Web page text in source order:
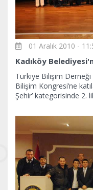
01 Aralık 2010 -
Kadıköy
Türkiye Bilişim
Bilişim Kongresi’ne
Şehir’ kategorisinde 2.